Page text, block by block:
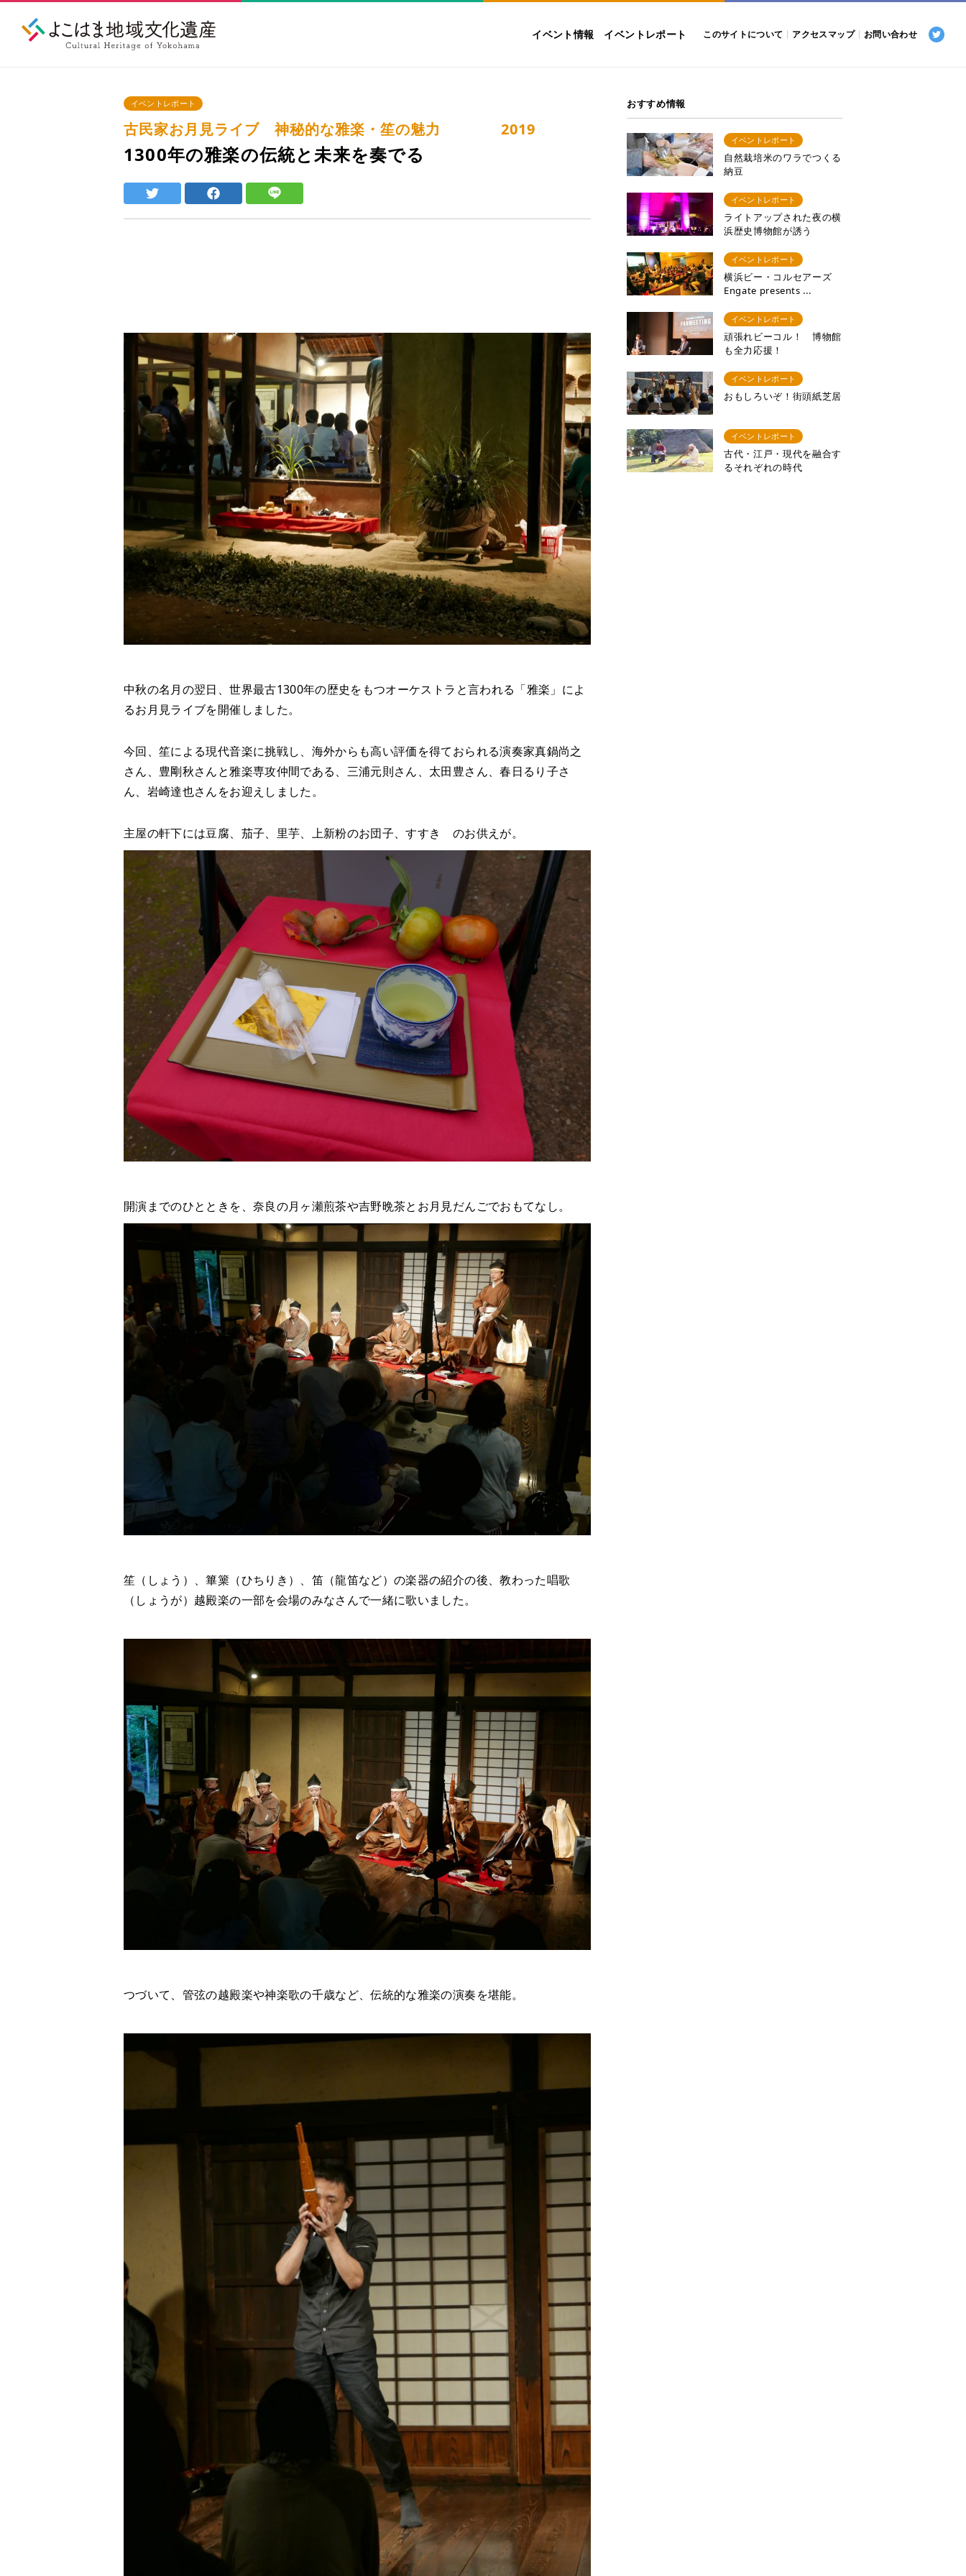
イベント情報 イベントレポート このサイトについて アクセスマップ お問い合わせ
イベントレポート
古民家お月見ライブ 神秘的な雅楽・笙の魅力 2019
1300年の雅楽の伝統と未来を奏でる
中秋の名月の翌日、世界最古1300年の歴史をもつオーケストラと言われる「雅楽」によ
るお月見ライブを開催しました。
今回、笙による現代音楽に挑戦し、海外からも高い評価を得ておられる演奏家真鍋尚之
さん、豊剛秋さんと雅楽専攻仲間である、三浦元則さん、太田豊さん、春日るり子さ
ん、岩崎達也さんをお迎えしました。
主屋の軒下には豆腐、茄子、里芋、上新粉のお団子、すすき のお供えが。
開演までのひとときを、奈良の月ヶ瀬煎茶や吉野晩茶とお月見だんごでおもてなし。
笙（しょう）、篳篥（ひちりき）、笛（龍笛など）の楽器の紹介の後、教わった唱歌
（しょうが）越殿楽の一部を会場のみなさんで一緒に歌いました。
つづいて、管弦の越殿楽や神楽歌の千歳など、伝統的な雅楽の演奏を堪能。
おすすめ情報
イベントレポート
自然栽培米のワラでつくる
納豆
イベントレポート
ライトアップされた夜の横
浜歴史博物館が誘う
イベントレポート
横浜ビー・コルセアーズ
Engate presents ...
イベントレポート
頑張れビーコル！ 博物館
も全力応援！
イベントレポート
おもしろいぞ！街頭紙芝居
イベントレポート
古代・江戸・現代を融合す
るそれぞれの時代